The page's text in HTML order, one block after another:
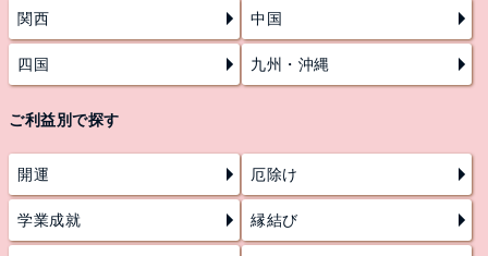
関西 中国
四国 九州・沖縄
ご利益別で探す
開運 厄除け
学業成就 縁結び